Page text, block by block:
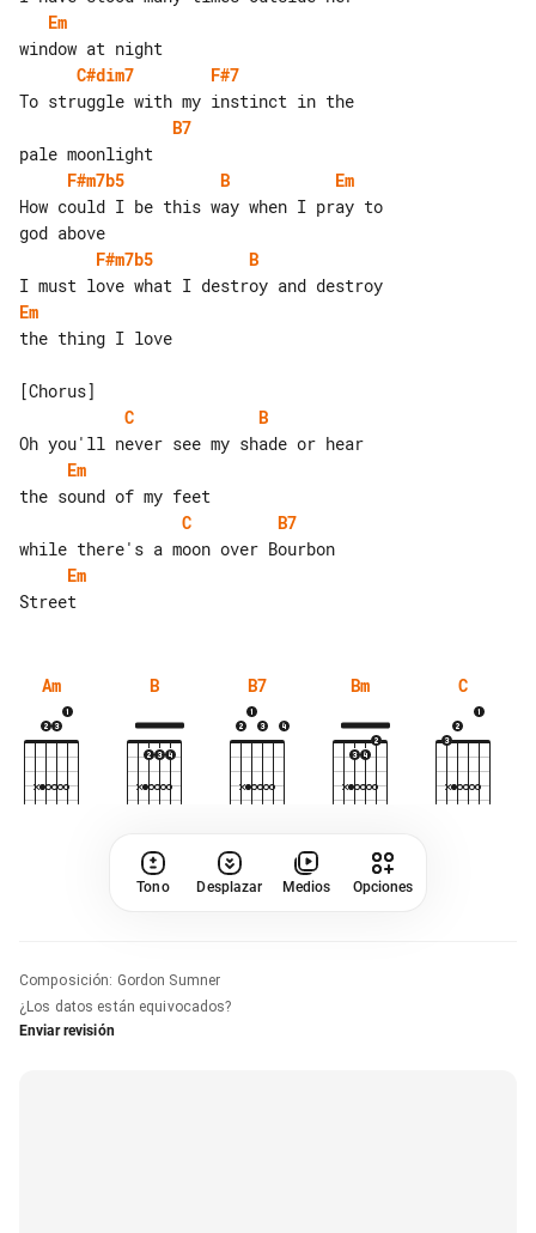
Em
C#dim7
F#7
B7
F#m7b5
B
Em
How could I be this way when I pray to
F#m7b5
B
Em
the thing I love
C
B
Em
C
B7
Em
Am B B7 Bm C
Tono Desplazar Medios Opciones
Composición: Gordon Sumner
¿Los datos están equivocados?
Enviar revisión